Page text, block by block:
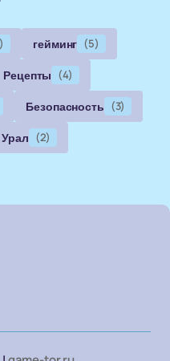
гейминг (5)
Рецепты (4)
Безопасность (3)
Урал (2)